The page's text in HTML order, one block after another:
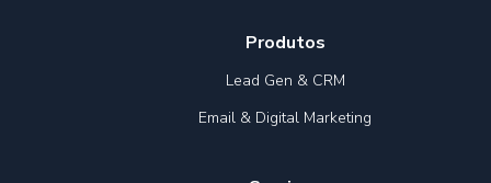
Produtos
Lead Gen & CRM
Email & Digital Marketing